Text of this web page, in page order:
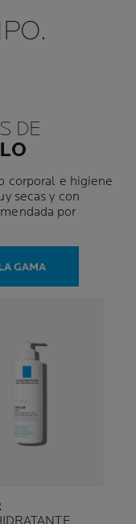
DE
corporal e higiene
secas y con
por
GAMA